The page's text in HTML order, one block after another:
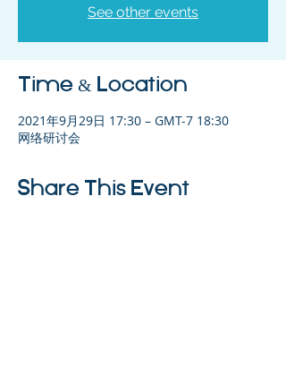
See other events
Time & Location
2021年9月29日 17:30 – GMT-7 18:30
网络研讨会
Share This Event